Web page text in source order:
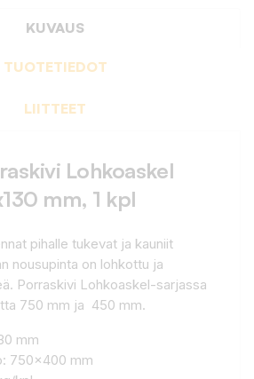
KUVAUS
TUOTETIEDOT
LIITTEET
Lohkoaskel
mm, 1 kpl
pihalle tukevat ja kauniit
nousupinta on lohkottu ja
Porraskivi Lohkoaskel-sarjassa
750 mm ja 450 mm.
mm
750x400 mm